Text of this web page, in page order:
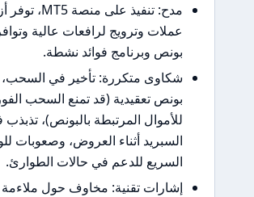
مدح: تنفيذ على منصة MT5، توفر أزواج
عملات وترويج لرافعات عالية وتوافر برامج
بونص وبرنامج فوائد نشطة.
شكاوى متكررة: تأخير في السحب، شروط
بونص تعقيدية (قد تمنع السحب الفوري
للأموال المرتبطة بالبونص)، تذبذب في فرق
السبريد أثناء العروض، وصعوبات للوصول
السريع للدعم في حالات الطوارئ.
إشارات تقنية: مخاوف حول ملاءمة الخوادم